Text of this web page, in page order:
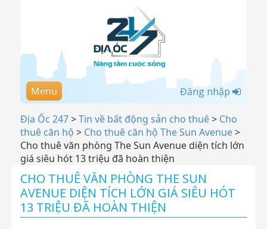
Menu Đăng nhập
Địa Ốc 247>Tin về bất động sản cho thuê> Cho
thuê căn hộ > Cho thuê căn hộ The Sun Avenue>
Cho thuê văn phòng The Sun Avenue diện tích lớn
giá siêu hót 13 triệu đã hoàn thiện
CHO THUÊ VĂN PHÒNG THE SUN
AVENUE DIỆN TÍCH LỚN GIÁ SIÊU HÓT
13 TRIỆU ĐÃ HOÀN THIỆN